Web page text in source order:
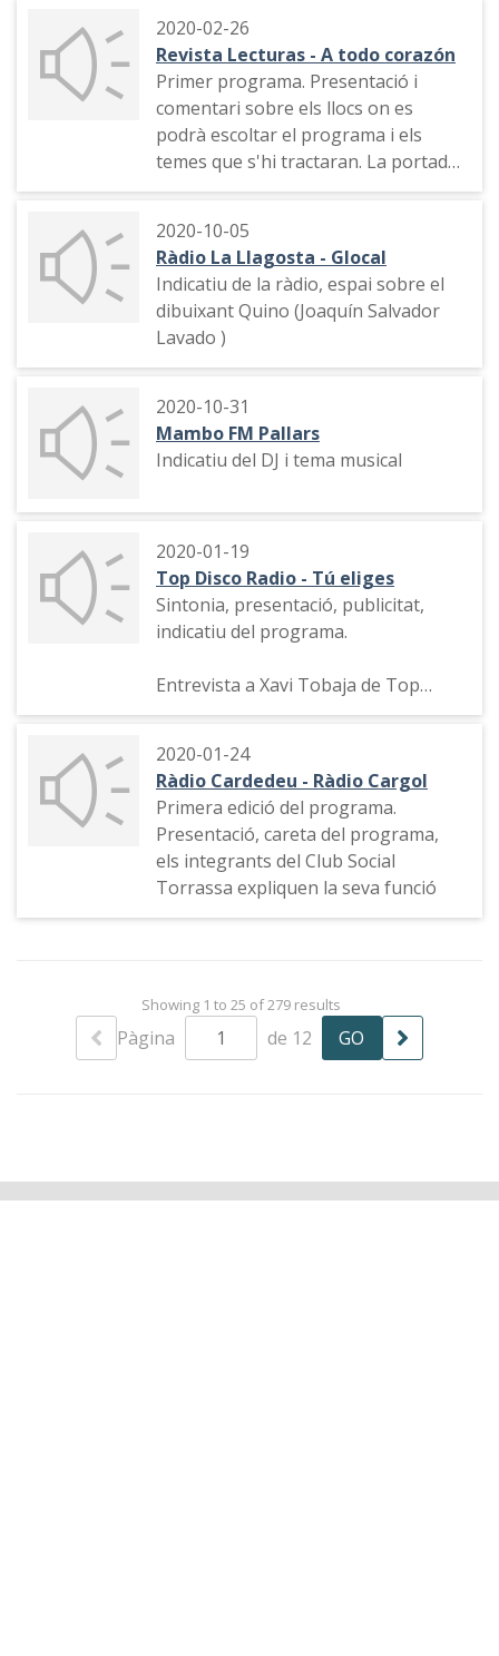
2020-02-26
Revista Lecturas - A todo corazón
Primer programa. Presentació i
comentari sobre els llocs on es
podrà escoltar el programa i els
temes que s'hi tractaran. La portada
de la revista "Lecturas"
2020-10-05
Ràdio La Llagosta - Glocal
Indicatiu de la ràdio, espai sobre el
dibuixant Quino (Joaquín Salvador
Lavado )
2020-10-31
Mambo FM Pallars
Indicatiu del DJ i tema musical
2020-01-19
Top Disco Radio - Tú eliges
Sintonia, presentació, publicitat,
indicatiu del programa.
Entrevista a Xavi Tobaja de Top
Disco Radio i a Carmen.
2020-01-24
Ràdio Cardedeu - Ràdio Cargol
Primera edició del programa.
Presentació, careta del programa,
els integrants del Club Social
Torrassa expliquen la seva funció
Showing 1 to 25 of 279 results
Pàgina de 12